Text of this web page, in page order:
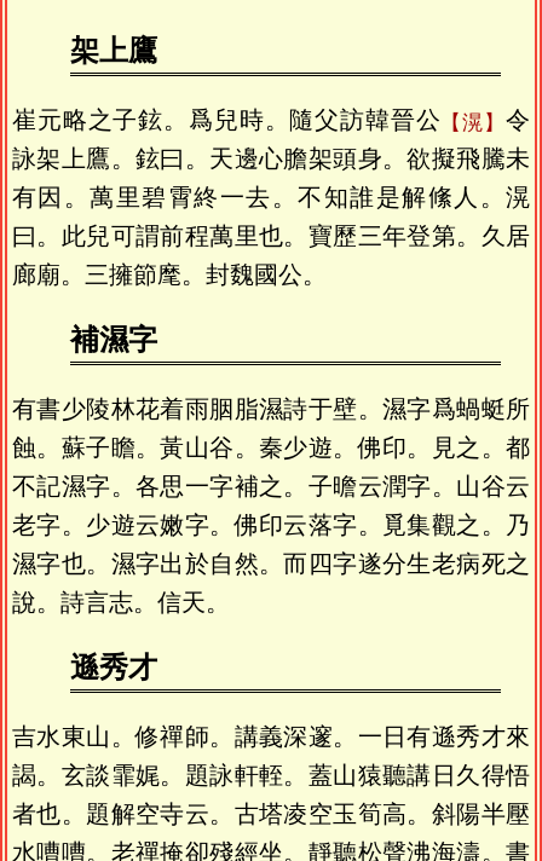
架上鷹
崔元略之子鉉。爲兒時。隨父訪韓晉公 滉
令
詠架上鷹。鉉曰。天邊心膽架頭身。欲擬飛騰未
有因。萬里碧霄終一去。不知誰是解絛人。滉
曰。此兒可謂前程萬里也。寶歷三年登第。久居
廊廟。三擁節麾。封魏國公。
補濕字
有書少陵林花着雨胭脂濕詩于壁。濕字爲蝸蜓所
蝕。蘇子瞻。黃山谷。秦少遊。佛印。見之。都
不記濕字。各思一字補之。子曕云潤字。山谷云
老字。少遊云嫩字。佛印云落字。覓集觀之。乃
濕字也。濕字出於自然。而四字遂分生老病死之
說。詩言志。信天。
遜秀才
吉水東山。修禪師。講義深邃。一日有遜秀才來
謁。玄談霏娓。題詠軒輊。蓋山猿聽講日久得悟
者也。題解空寺云。古塔凌空玉筍高。斜陽半壓
水嘈嘈。老禪掩卻殘經坐。靜聽松聲沸海濤。書